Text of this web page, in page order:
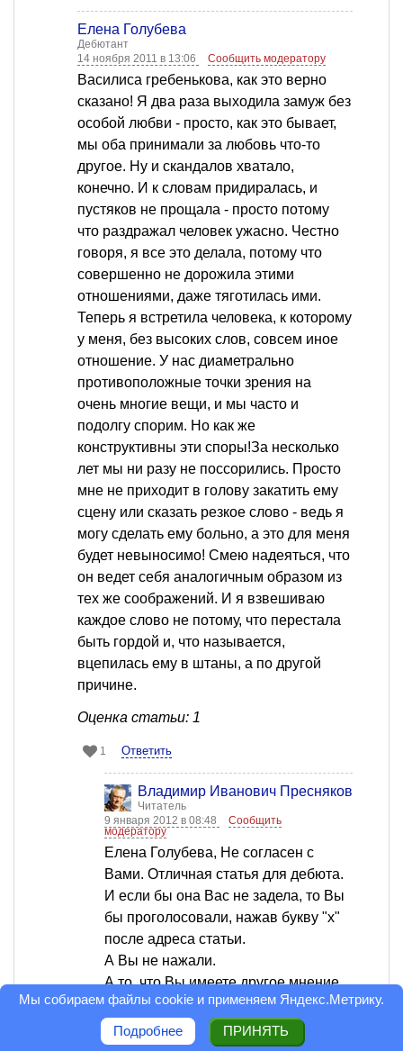
Елена Голубева
Дебютант
14 ноября 2011 в 13:06
Сообщить модератору
Василиса гребенькова, как это верно
сказано! Я два раза выходила замуж без
особой любви - просто, как это бывает,
мы оба принимали за любовь что-то
другое. Ну и скандалов хватало,
конечно. И к словам придиралась, и
пустяков не прощала - просто потому
что раздражал человек ужасно. Честно
говоря, я все это делала, потому что
совершенно не дорожила этими
отношениями, даже тяготилась ими.
Теперь я встретила человека, к которому
у меня, без высоких слов, совсем иное
отношение. У нас диаметрально
противоположные точки зрения на
очень многие вещи, и мы часто и
подолгу спорим. Но как же
конструктивны эти споры!За несколько
лет мы ни разу не поссорились. Просто
мне не приходит в голову закатить ему
сцену или сказать резкое слово - ведь я
могу сделать ему больно, а это для меня
будет невыносимо! Смею надеяться, что
он ведет себя аналогичным образом из
тех же соображений. И я взвешиваю
каждое слово не потому, что перестала
быть гордой и, что называется,
вцепилась ему в штаны, а по другой
причине.
Оценка статьи: 1
1 Ответить
Владимир Иванович Пресняков
Читатель
9 января 2012 в 08:48
Сообщить
модератору
Елена Голубева, Не согласен с
Вами. Отличная статья для дебюта.
И если бы она Вас не задела, то Вы
бы проголосовали, нажав букву "х"
после адреса статьи.
А Вы не нажали.
А то, что Вы имеете другое мнение,
это уже не оценка качества статьи.
0 Ответить
Мы собираем файлы cookie и применяем Яндекс.Метрику.
Подробнее ПРИНЯТЬ